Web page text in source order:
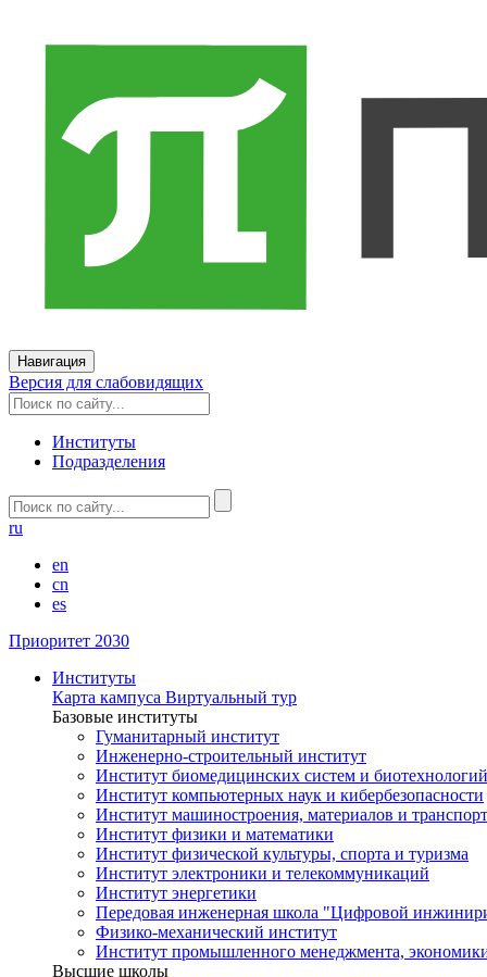
Навигация
Версия для слабовидящих
Институты
Подразделения
ru
en
cn
es
Приоритет 2030
Институты
Карта кампуса Виртуальный тур
Базовые институты
Гуманитарный институт
Инженерно-строительный институт
Институт биомедицинских систем и биотехнологий
Институт компьютерных наук и кибербезопасности
Институт машиностроения, материалов и
Институт физики и математики
Институт физической культуры, спорта и туризма
Институт электроники и телекоммуникаций
Институт энергетики
Передовая инженерная школа "Цифровой
Физико-механический институт
Институт промышленного менеджмента,
Высшие школы